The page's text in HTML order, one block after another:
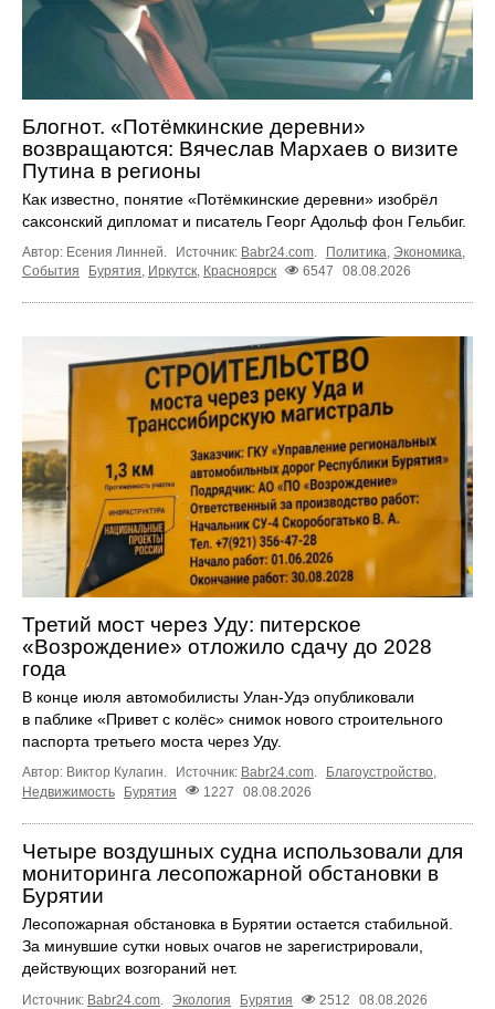
Блогнот. «Потёмкинские деревни»
возвращаются: Вячеслав Мархаев о визите
Путина в регионы
Как известно, понятие «Потёмкинские деревни» изобрёл
саксонский дипломат и писатель Георг Адольф фон Гельбиг.
Автор: Есения Линней. Источник: Babr24.com Политика Экономика
События
Бурятия, Иркутск, Красноярск 6547 08.08.2026
Третий мост через Уду: питерское
«Возрождение» отложило сдачу до 2028
года
В конце июля автомобилисты Улан-Удэ опубликовали
в паблике «Привет с колёс» снимок нового строительного
паспорта третьего моста через Уду.
Автор: Виктор Кулагин. Источник: Babr24.com. Благоустройство,
Недвижимость
Бурятия 1227 08.08.2026
Четыре воздушных судна использовали для
мониторинга лесопожарной обстановки в
Бурятии
Лесопожарная обстановка в Бурятии остается стабильной.
За минувшие сутки новых очагов не зарегистрировали,
действующих возгораний нет.
Источник: Babr24.com Экология Бурятия 2512 08.08.2026